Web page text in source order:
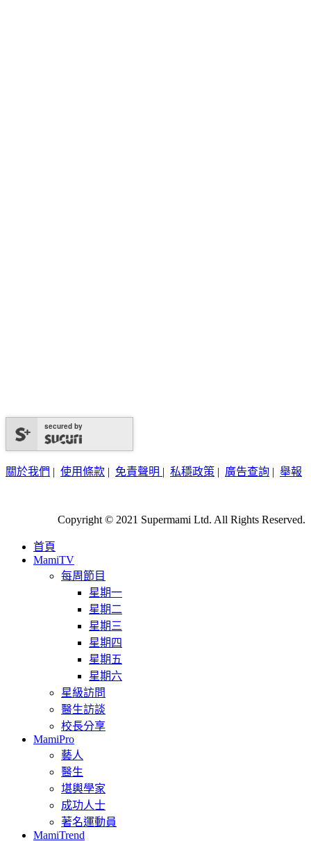
secured by
關於我們 | 使用條款 | 免責聲明 | 私穩政策 | 廣告查詢 | 舉報
Copyright © 2021 Supermami Ltd. All Rights Reserved.
首頁
MamiTV
每周節目
星期一
星期二
星期三
星期四
星期五
星期六
星級訪問
醫生訪談
校長分享
MamiPro
藝人
醫生
堪輿學家
成功人士
著名運動員
MamiTrend